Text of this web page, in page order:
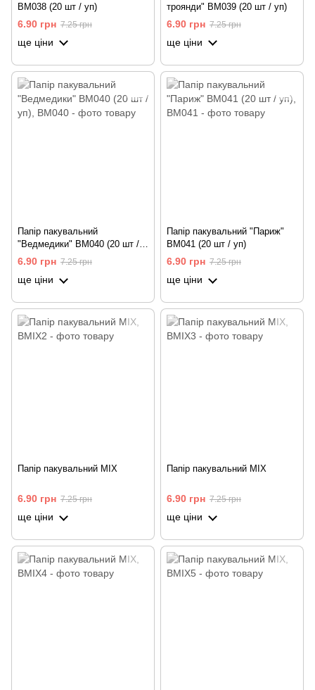
BM038 (20 шт / уп)
6.90 грн 7.25 грн
ще ціни
троянди" BM039 (20 шт / уп)
6.90 грн 7.25 грн
ще ціни
Папір пакувальний
"Ведмедики" BM040 (20 шт /
уп)
6.90 грн 7.25 грн
ще ціни
Папір пакувальний "Париж"
BM041 (20 шт / уп)
6.90 грн 7.25 грн
ще ціни
Папір пакувальний MIX
6.90 грн 7.25 грн
ще ціни
Папір пакувальний MIX
6.90 грн 7.25 грн
ще ціни